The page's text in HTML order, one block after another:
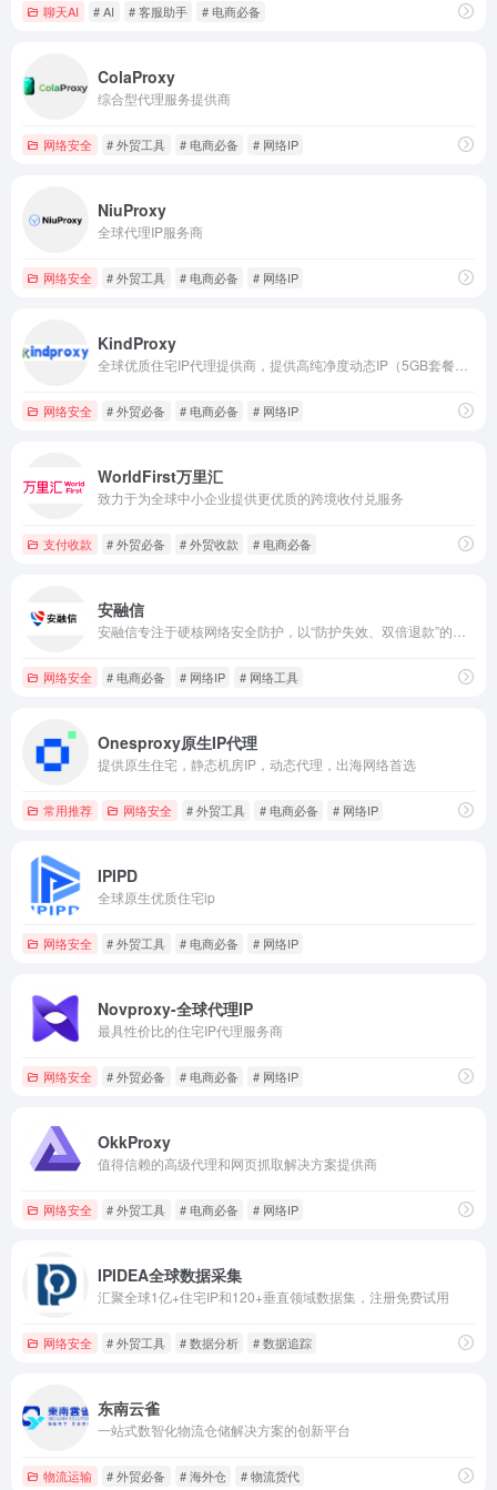
聊天AI # AI # 客服助手 # 电商必备
ColaProxy
综合型代理服务提供商
网络安全 # 外贸工具 # 电商必备 # 网络IP
NiuProxy
全球代理IP服务商
网络安全 # 外贸工具 # 电商必备 # 网络IP
KindProxy
网络安全 # 外贸必备 # 电商必备 # 网络IP
WorldFirst万里汇
致力于为全球中小企业提供更优质的跨境收付兑服务
支付收款 # 外贸必备 # 外贸收款 # 电商必备
安融信
网络安全 # 电商必备 # 网络IP # 网络工具
Onesproxy原生IP代理
提供原生住宅，静态机房IP，动态代理，出海网络首选
常用推荐 网络安全 # 外贸工具 # 电商必备 # 网络IP
IPIPD
全球原生优质住宅ip
网络安全 # 外贸工具 # 电商必备 # 网络IP
Novproxy-全球代理IP
最具性价比的住宅IP代理服务商
网络安全 # 外贸必备 # 电商必备 # 网络IP
OkkProxy
值得信赖的高级代理和网页抓取解决方案提供商
网络安全 # 外贸工具 # 电商必备 # 网络IP
IPIDEA全球数据采集
汇聚全球1亿+住宅IP和120+垂直领域数据集，注册免费试用
网络安全 # 外贸工具 # 数据分析 # 数据追踪
东南云雀
一站式数智化物流仓储解决方案的创新平台
物流运输 # 外贸必备 # 海外仓 # 物流货代